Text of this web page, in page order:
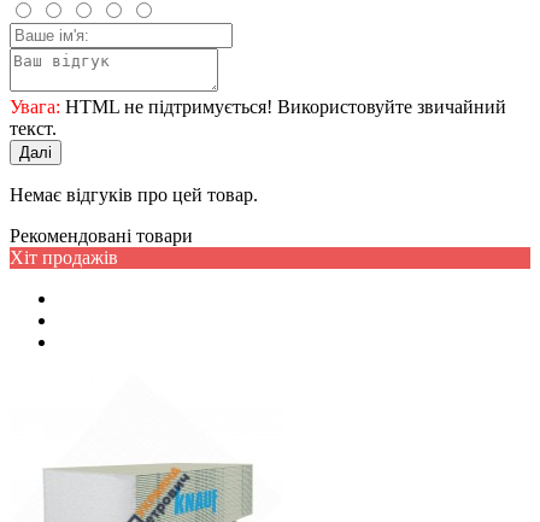
Увага: HTML не підтримується! Використовуйте звичайний
текст.
Далі
Немає відгуків про цей товар.
Рекомендовані товари
Хіт продажів